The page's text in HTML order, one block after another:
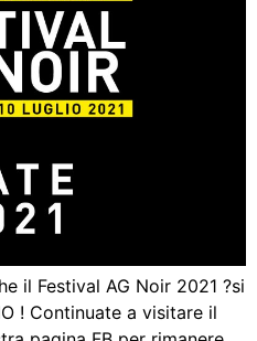
il Festival AG Noir 2021 ?️si
! Continuate a visitare il